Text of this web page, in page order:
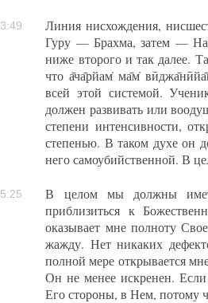
Линия нисхождения,
Гуру — Брахма, затем —
ниже второго и так далее.
что а̄ча̄рйам̇ ма̄м̇
всей этой системой.
должен развивать или
степени интенсивности,
степенью. В таком духе он
него самоубийственной. В
В целом мы должны
приблизиться к
оказывает мне полноту
жажду. Нет никаких
полной мере открывается
Он не менее искренен.
Его стороны, в Нем, потому